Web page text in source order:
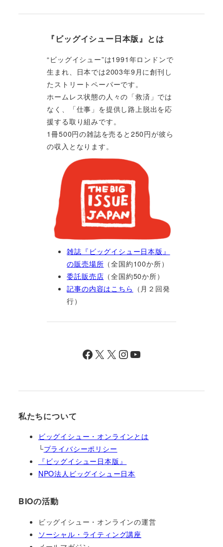
『ビッグイシュー日本版』とは
“ビッグイシュー”は1991年ロンドンで
生まれ、日本では2003年9月に創刊し
たストリートペーパーです。
ホームレス状態の人々の「救済」では
なく、「仕事」を提供し路上脱出を応
援する取り組みです。
1冊500円の雑誌を売ると250円が彼ら
の収入となります。
雑誌『ビッグイシュー日本版』
の販売場所 （全国約100か所）
委託販売店 （全国約50か所）
記事の内容はこちら （月２回発
行）
Facebook X X InstagramYouTube
私たちについて
ビッグイシュー・オンラインとは
└プライバシーポリシー
『ビッグイシュー日本版』
NPO法人ビッグイシュー日本
BIOの活動
ビッグイシュー・オンラインの運営
ソーシャル・ライティング講座